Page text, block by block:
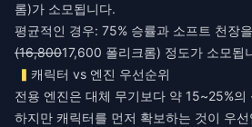
롬)가 소모됩니다.
평균적인 경우: 75% 승률과 소프트 천장
(16,80017,600 폴리크롬) 정도가 소모됩
캐릭터 vs 엔진 우선순위
전용 엔진은 대체 무기보다 약 15~25%의
하지만 캐릭터를 먼저 확보하는 것이 우